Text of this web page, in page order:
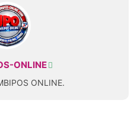
ONLINE
ONLINE.